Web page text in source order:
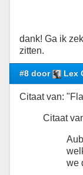
dank! Ga ik
zitten.
#8 door Lex
Citaat van:
Citaat
we